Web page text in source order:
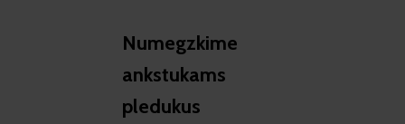
Numegzkime
ankstukams
pledukus